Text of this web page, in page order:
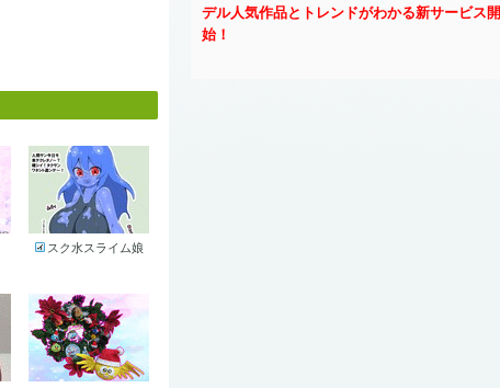
スク水スライム娘
デル人気作品とトレンドがわかる新サービス開
始！